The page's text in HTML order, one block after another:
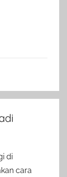
di
cara